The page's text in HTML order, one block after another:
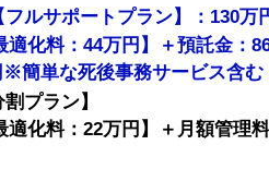
ルサポートプラン】：130万
適化料：44万円】＋預託金：
※簡単な死後事務サービス含む
プラン】
適化料：22万円】＋月額管理料